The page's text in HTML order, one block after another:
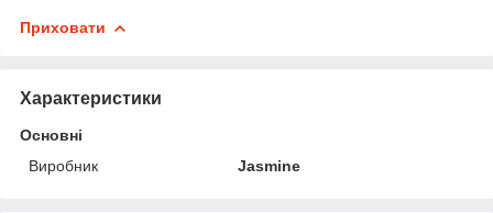
Приховати
Характеристики
Основні
Виробник
Jasmine